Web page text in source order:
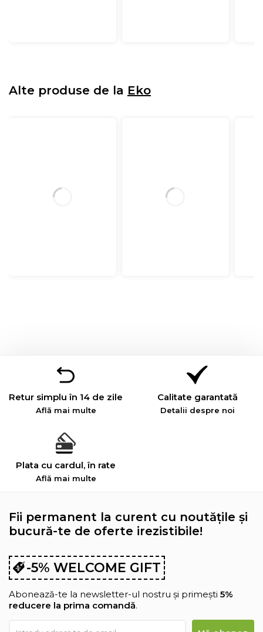
Alte produse de la Eko
Retur simplu în 14 de zile
Află mai multe
Calitate garantată
Detalii despre noi
Plata cu cardul, în rate
Află mai multe
Fii permanent la curent cu noutățile și
bucură-te de oferte irezistibile!
-5% WELCOME GIFT
Abonează-te la newsletter-ul nostru și primești 5%
reducere la prima comandă.